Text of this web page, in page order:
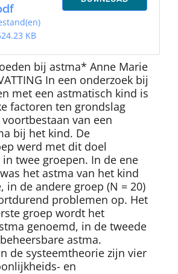
KB
bij astma* Anne Marie
In een onderzoek bij
met een astmatisch kind is
factoren ten grondslag
van een
bij het kind. De
werd met dit doel
twee groepen. In de ene
het astma van het kind
in de andere groep (N = 20)
problemen op. Het
groep wordt het
genoemd, in de tweede
astma.
de systeemtheorie zijn vier
en